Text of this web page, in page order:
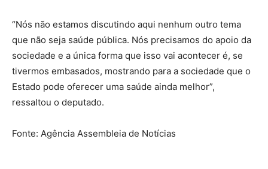
“Nós não estamos discutindo aqui nenhum outro tema
que não seja saúde pública. Nós precisamos do apoio da
sociedade e a única forma que isso vai acontecer é, se
tivermos embasados, mostrando para a sociedade que o
Estado pode oferecer uma saúde ainda melhor”,
ressaltou o deputado.
Fonte: Agência Assembleia de Notícias